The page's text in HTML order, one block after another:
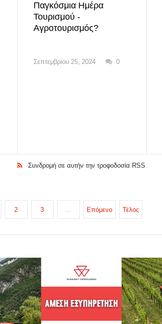
Παγκόσμια Ημέρα
Τουρισμού -
Αγροτουρισμός?
Σεπτεμβρίου 25, 2024 0
Συνδρομή σε αυτήν την τροφοδοσία RSS
2 3 … Επόμενο Τέλος